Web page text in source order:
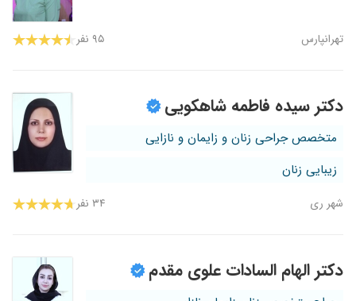
تهرانپارس ۹۵ نفر
دکتر سیده فاطمه شاهکویی
متخصص جراحی زنان و زایمان و نازایی
زیبایی زنان
شهر ری ۳۴ نفر
دکتر الهام السادات علوی مقدم